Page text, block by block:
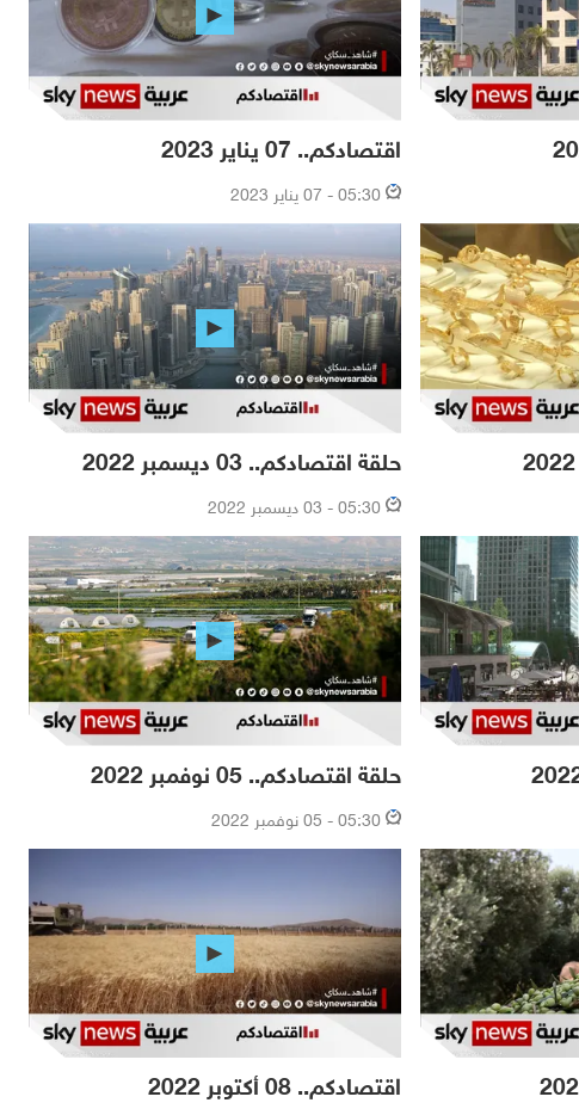
اقتصادكم.. 07 يناير 2023
05:30 - 07 يناير 2023
حلقة اقتصادكم.. 03 ديسمبر 2022
05:30 - 03 ديسمبر 2022
حلقة اقتصادكم.. 05 نوفمبر 2022
05:30 - 05 نوفمبر 2022
اقتصادكم.. 08 أكتوبر 2022